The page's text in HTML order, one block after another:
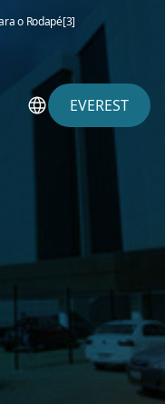
o Rodapé[3]
EVEREST